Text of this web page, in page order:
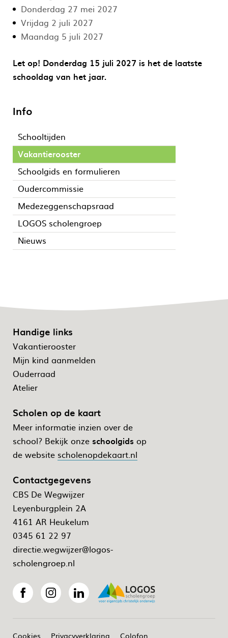
Donderdag 27 mei 2027
Vrijdag 2 juli 2027
Maandag 5 juli 2027
Let op! Donderdag 15 juli 2027 is het de laatste
schooldag van het jaar.
Info
Schooltijden
Vakantierooster
Schoolgids en formulieren
Oudercommissie
Medezeggenschapsraad
LOGOS scholengroep
Nieuws
Handige links
Vakantierooster
Mijn kind aanmelden
Ouderraad
Atelier
Scholen op de kaart
Meer informatie inzien over de
school? Bekijk onze schoolgids op
de website scholenopdekaart.nl
Contactgegevens
CBS De Wegwijzer
Leyenburgplein 2A
4161 AR Heukelum
0345 61 22 97
directie.wegwijzer@logos-
scholengroep.nl
Cookies Privacyverklaring Colofon